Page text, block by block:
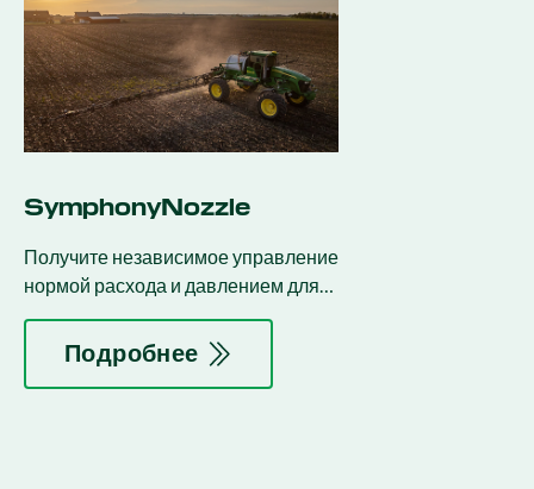
SymphonyNozzle
Получите независимое управление
нормой расхода и давлением для
обеспечения стабильного размера
капель на опрыскивателе.
Подробнее